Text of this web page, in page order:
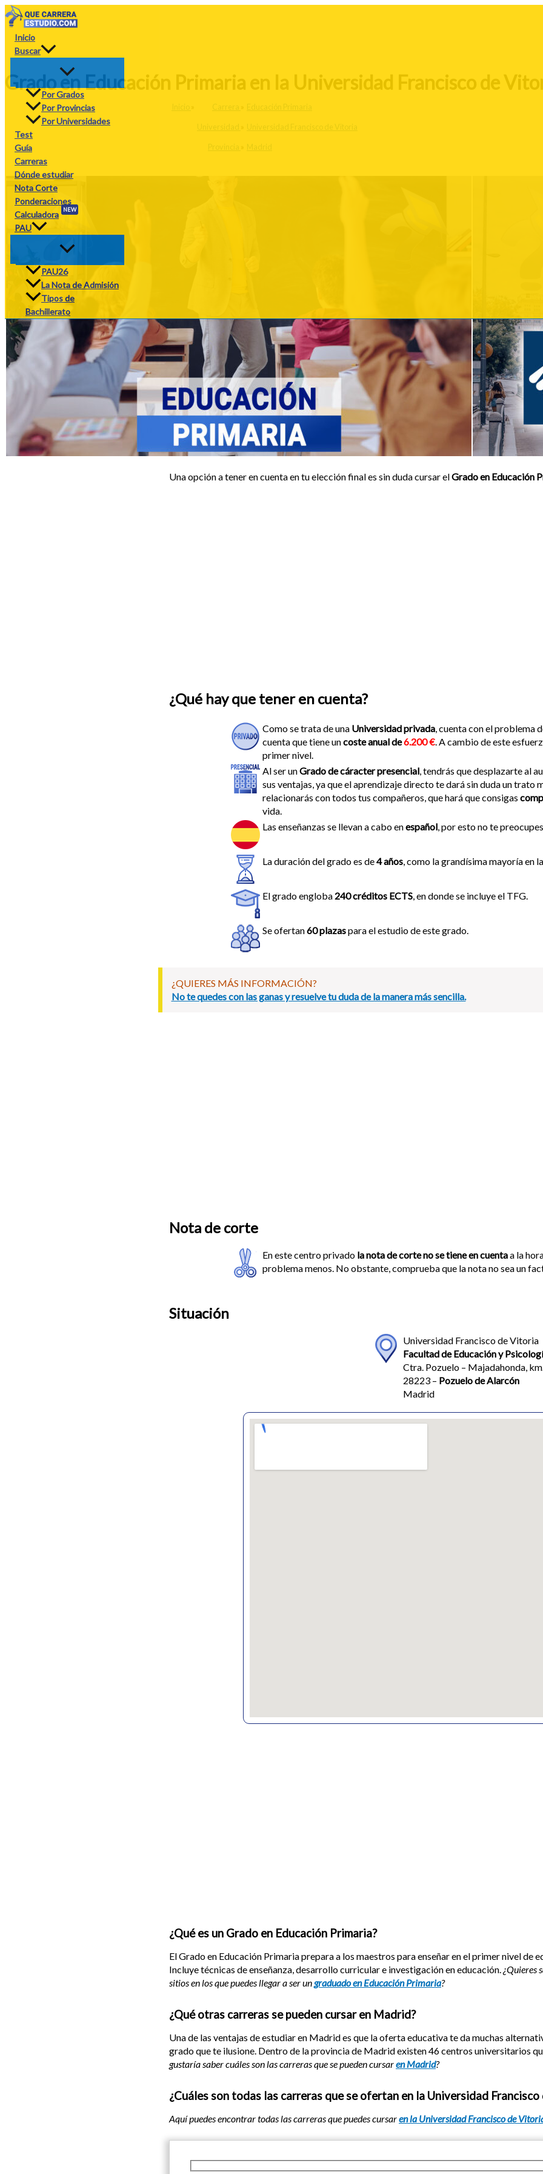
Ir
al
contenido
Inicio
Buscar
Por Grados
Por Provincias
Por Universidades
Test
Guía
Carreras
Dónde estudiar
Nota Corte
Ponderaciones
Calculadora
NEW
PAU
PAU26
La Nota de Admisión
Tipos de
Bachillerato
Grado en Educación Primaria en la Universidad Francisco de
Inicio Carrera Educación Primaria
Universidad Universidad Francisco de Vitoria
Provincia Madrid
Una opción a tener en cuenta en tu elección final es sin duda cursar elGrado en Educación
¿Qué hay que tener en cuenta?
Como se trata de una Universidad privada , cuenta con el problema
cuenta que tiene uncoste anual de6.200 € . A cambio de este
primer nivel.
Al ser unGrado de cáracter presencial , tendrás que desplazarte al
sus ventajas, ya que el aprendizaje directo te dará sin duda un trato
relacionarás con todos tus compañeros, que hará que consigas
vida.
Las enseñanzas se llevan a cabo enespañol , por esto no te preocupes.
La duración del grado es de4 años , como la grandísima mayoría en
El grado engloba 240 créditos ECTS , en donde se incluye el TFG.
Se ofertan60 plazaspara el estudio de este grado.
¿QUIERES MÁS INFORMACIÓN?
No te quedes con las ganas y resuelve tu duda de la manera más sencilla.
Nota de corte
En este centro privado la nota de corte no se tiene en cuentaa la
problema menos. No obstante, comprueba que la nota no sea un
Situación
Universidad Francisco de Vitoria
Facultad de Educación y
Ctra. Pozuelo – Majadahonda,
28223 – Pozuelo de Alarcón
Madrid
¿Qué es un Grado en Educación Primaria?
El Grado en Educación Primaria prepara a los maestros para enseñar en el primer nivel de
Incluye técnicas de enseñanza, desarrollo curricular e investigación en educación. ¿Quieres
sitios en los que puedes llegar a ser ungraduado en Educación Primaria?
¿Qué otras carreras se pueden cursar en Madrid?
Una de las ventajas de estudiar en Madrid es que la oferta educativa te da muchas
grado que te ilusione. Dentro de la provincia de Madrid existen 46 centros universitarios
gustaría saber cuáles son las carreras que se pueden cursaren Madrid?
¿Cuáles son todas las carreras que se ofertan en la Universidad
Aquí puedes encontrar todas las carreras que puedes cursaren la Universidad Francisco de